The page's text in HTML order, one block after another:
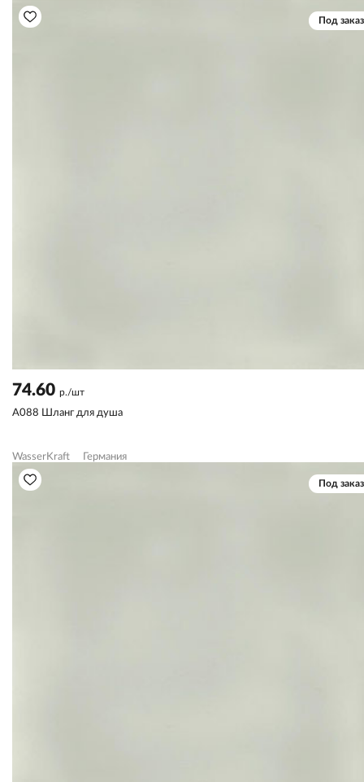
Под заказ
74.60 р./шт
A088 Шланг для душа
WasserKraft Германия
Под заказ